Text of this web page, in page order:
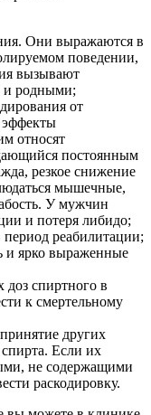
Они выражаются в
поведении,
вызывают
и родными;
от
эффекты
относят
постоянным
резкое снижение
мышечные,
У мужчин
и потеря либидо;
период реабилитации;
и ярко выраженные
спиртного в
к смертельному
других
Если их
не содержащими
раскодировку.